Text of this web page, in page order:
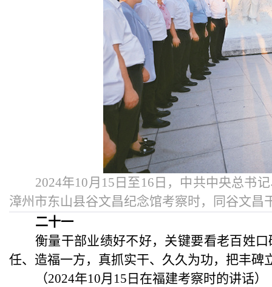
2024年10月15日至16日，中共中央总书
漳州市东山县谷文昌纪念馆考察时，同谷文
二十一
衡量干部业绩好不好，关键要看老百姓
任、造福一方，真抓实干、久久为功，把丰碑
（2024年10月15日在福建考察时的讲话）